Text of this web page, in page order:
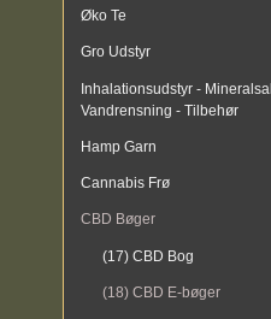
Øko Te
Gro Udstyr
Inhalationsudstyr -
Vandrensning - Tilbehør
Hamp Garn
Cannabis Frø
CBD Bøger
(17) CBD Bog
(18) CBD E-bøger